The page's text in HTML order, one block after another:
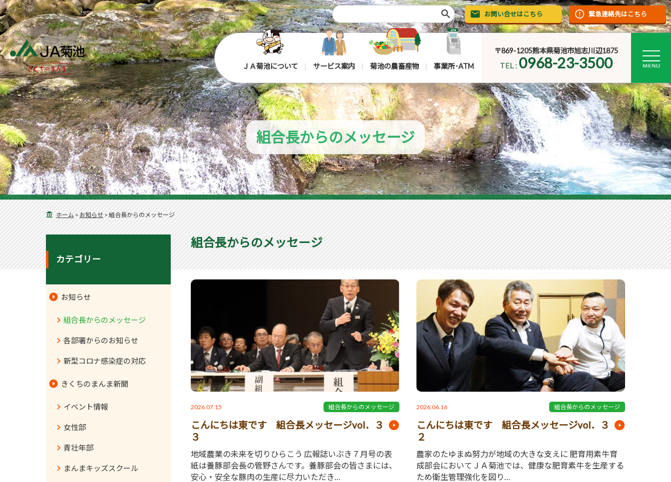
search お問い合せはこちら 緊急連絡先はこちら
ＪＡ菊池について サービス案内 菊池の農畜産物 事業所･ATM
〒869-1205熊本県菊池市旭志川辺1875
TEL : 0968-23-3500
組合長からのメッセージ
ホーム > お知らせ > 組合長からのメッセージ
組合長からのメッセージ
2026.07.15 組合長からのメッセージ
こんにちは東です 組合長メッセージvol．３
３
地域農業の未来を切りひらこう 広報誌いぶき７月号の表
紙は養豚部会長の管野さんです。養豚部会の皆さまには、
安心・安全な豚肉の生産に尽力いただき…
2026.06.16 組合長からのメッセージ
こんにちは東です 組合長メッセージvol．３
２
農家のたゆまぬ努力が地域の大きな支えに 肥育用素牛育
成部会においてＪＡ菊池では、健康な肥育素牛を生産する
ため衛生管理強化を図り…
カテゴリー
お知らせ
組合長からのメッセージ
各部署からのお知らせ
新型コロナ感染症の対応
きくちのまんま新聞
イベント情報
女性部
青壮年部
まんまキッズスクール